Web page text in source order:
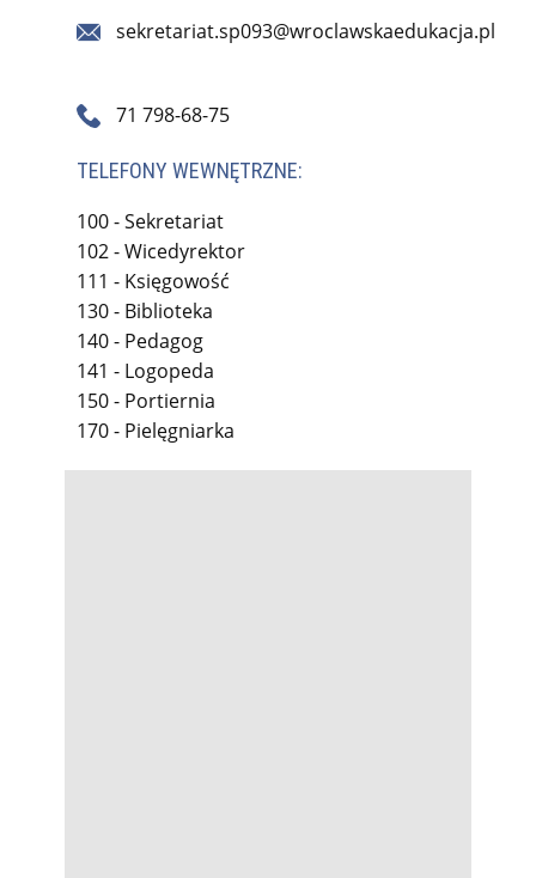
sekretariat.sp093@wroclawskaedukacja.pl
71 798-68-75
TELEFONY WEWNĘTRZNE:
100 - Sekretariat
102 - Wicedyrektor
111 - Księgowość
130 - Biblioteka
140 - Pedagog
141 - Logopeda
150 - Portiernia
170 - Pielęgniarka